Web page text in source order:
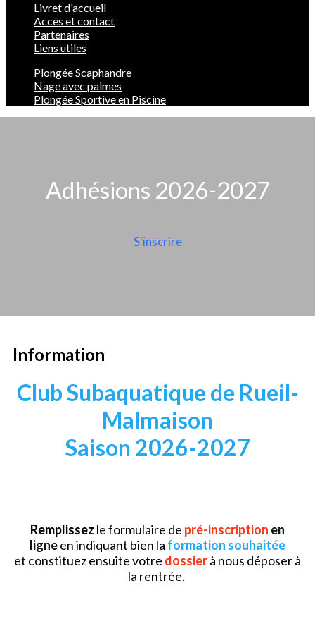
Livret d'accueil
Accès et contact
Partenaires
Liens utiles
Plongée Scaphandre
Nage avec palmes
Plongée Sportive en Piscine
Adhésions 2026-2027
S'inscrire
Information
Club Subaquatique de Rueil-
Malmaison
Saison 2026-2027
Remplissez le formulaire de pré-inscription en
ligneen indiquant bien la formation souhaitée
et constituez ensuite votre dossierà nous déposer à
la rentrée.